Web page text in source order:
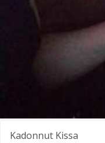
Kadonnut Kissa